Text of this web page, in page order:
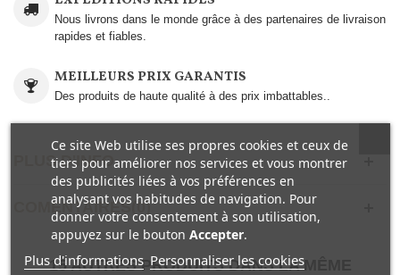
Nous livrons dans le monde grâce à des partenaires de livraison
rapides et fiables.
MEILLEURS PRIX GARANTIS
Des produits de haute qualité à des prix imbattables..
PLUS D'INFO
COMENTAIRES(0)
15 AUTRES PRODUITS DANS LA MÊME
Ce site Web utilise ses propres cookies et ceux de
tiers pour améliorer nos services et vous montrer
des publicités liées à vos préférences en
analysant vos habitudes de navigation. Pour
donner votre consentement à son utilisation,
appuyez sur le bouton Accepter.
Plus d'informations Personnaliser les cookies